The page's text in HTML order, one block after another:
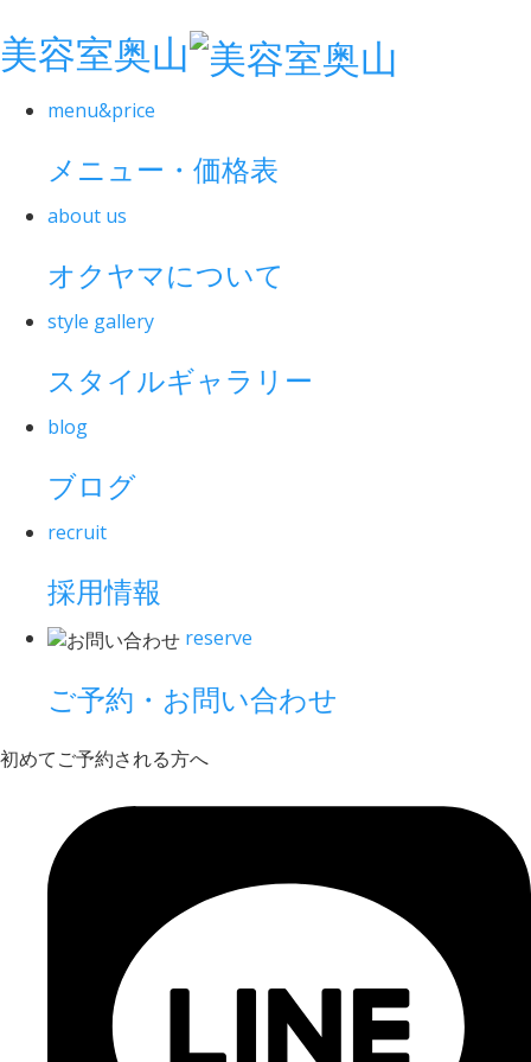
美容室奥山
menu&price
メニュー・価格表
about us
オクヤマについて
style gallery
スタイルギャラリー
blog
ブログ
recruit
採用情報
reserve
ご予約・お問い合わせ
初めてご予約される方へ